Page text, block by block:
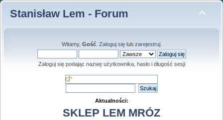
Stanisław Lem - Forum
Witamy, Gość. Zaloguj sięlub zarejestruj.
Zaloguj się podając nazwę użytkownika, hasło i długość sesji
Aktualności:
SKLEP LEM MRÓZ